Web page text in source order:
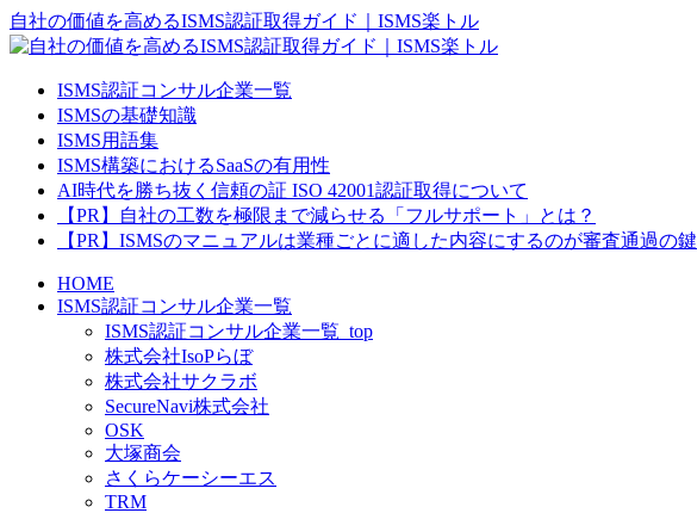
自社の価値を高めるISMS認証取得ガイド｜ISMS楽トル
ISMS認証コンサル企業一覧
ISMSの基礎知識
ISMS用語集
ISMS構築におけるSaaSの有用性
AI時代を勝ち抜く信頼の証 ISO 42001認証取得について
【PR】自社の工数を極限まで減らせる「フルサポート」とは？
【PR】ISMSのマニュアルは業種ごとに適した内容にするのが審査通過の鍵
HOME
ISMS認証コンサル企業一覧
ISMS認証コンサル企業一覧_top
株式会社IsoPらぼ
株式会社サクラボ
SecureNavi株式会社
OSK
大塚商会
さくらケーシーエス
TRM